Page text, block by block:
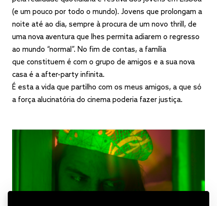
(e um pouco por todo o mundo). Jovens que prolongam a
noite até ao dia, sempre à procura de um novo thrill, de
uma nova aventura que lhes permita adiarem o regresso
ao mundo “normal”. No fim de contas, a família
que constituem é com o grupo de amigos e a sua nova
casa é a after-party infinita.
É esta a vida que partilho com os meus amigos, a que só
a força alucinatória do cinema poderia fazer justiça.